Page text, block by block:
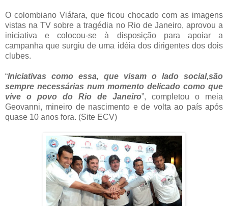
O colombiano Viáfara, que ficou chocado com as imagens
vistas na TV sobre a tragédia no Rio de Janeiro, aprovou a
iniciativa e colocou-se à disposição para apoiar a
campanha que surgiu de uma idéia dos dirigentes dos dois
clubes.
“Iniciativas como essa, que visam o lado social,são
sempre necessárias num momento delicado como que
vive o povo do Rio de Janeiro”, completou o meia
Geovanni, mineiro de nascimento e de volta ao país após
quase 10 anos fora. (Site ECV)